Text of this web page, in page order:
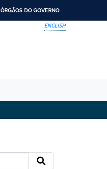
ÓRGÃOS DO GOVERNO
ENGLISH